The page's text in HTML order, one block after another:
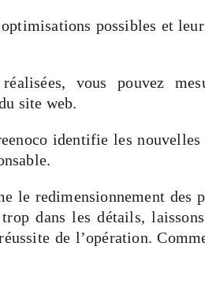
possibles et
vous pouvez
site web.
identifie les nouvelles
le redimensionnement des
dans les détails,
de l’opération.